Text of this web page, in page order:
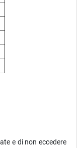
e di non eccedere